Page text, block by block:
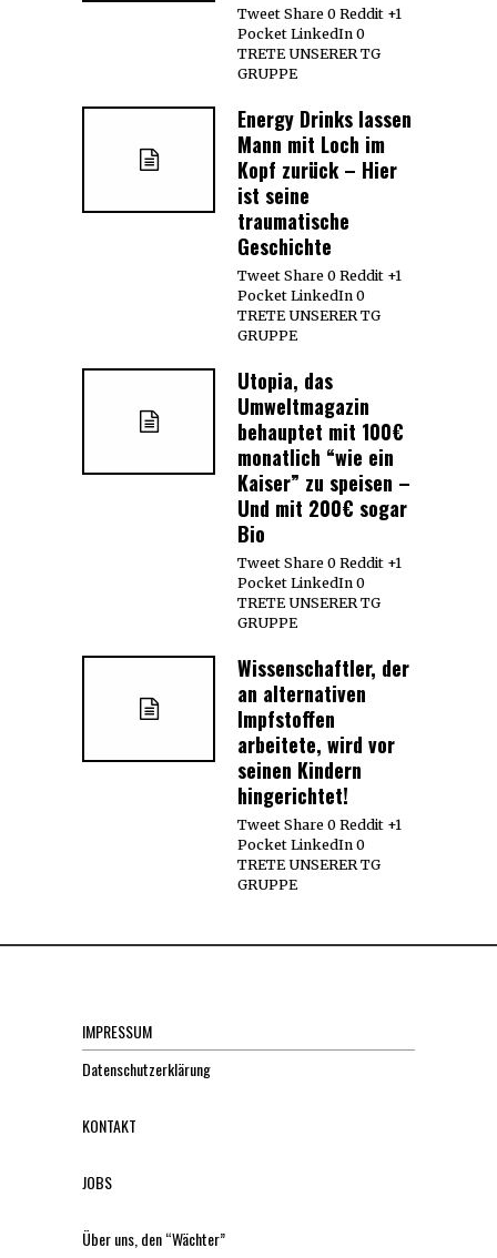
Tweet Share 0 Reddit +1
Pocket LinkedIn 0
TRETE UNSERER TG
GRUPPE
Energy Drinks lassen
Mann mit Loch im
Kopf zurück – Hier
ist seine
traumatische
Geschichte
Tweet Share 0 Reddit +1
Pocket LinkedIn 0
TRETE UNSERER TG
GRUPPE
Utopia, das
Umweltmagazin
behauptet mit 100€
monatlich “wie ein
Kaiser” zu speisen –
Und mit 200€ sogar
Bio
Tweet Share 0 Reddit +1
Pocket LinkedIn 0
TRETE UNSERER TG
GRUPPE
Wissenschaftler, der
an alternativen
Impfstoffen
arbeitete, wird vor
seinen Kindern
hingerichtet!
Tweet Share 0 Reddit +1
Pocket LinkedIn 0
TRETE UNSERER TG
GRUPPE
IMPRESSUM
Datenschutzerklärung
KONTAKT
JOBS
Über uns, den “Wächter”